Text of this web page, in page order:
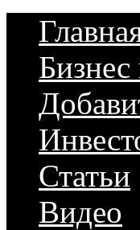
Бизнес
Статьи
Видео